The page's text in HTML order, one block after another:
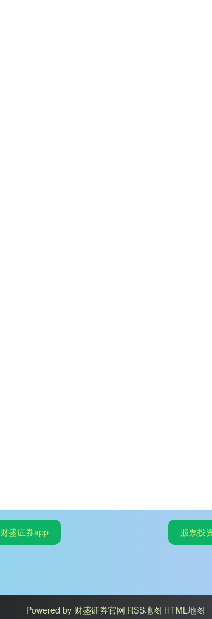
财盛证券app 股票投
Powered by 财盛证券官网 RSS地图 HTML地图